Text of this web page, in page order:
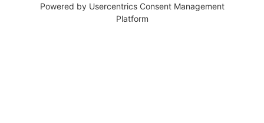
Powered by Usercentrics Consent Management
Platform